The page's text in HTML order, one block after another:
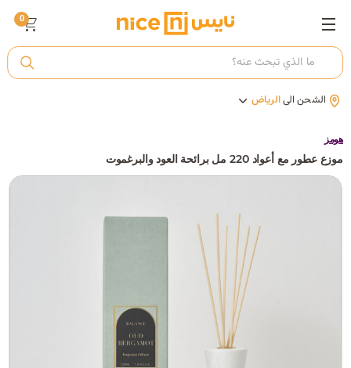
أ الشحن الىالرياض
0
هومز
موزع عطور مع أعواد 220 مل برائحة العود والبرغموت